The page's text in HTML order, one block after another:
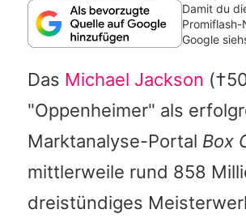
Damit du
Google
Das Michael Jackson
"Oppenheimer" als
Marktanalyse-Portal Box
mittlerweile rund 858
dreistündiges